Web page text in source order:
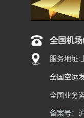
全国机场
服务地址:
全国空运
全国业务
备案号：